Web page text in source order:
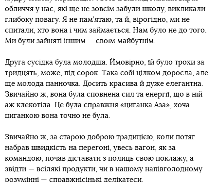
обличчя у нас, які ще не зовсім забули школу, викликали
глибоку повагу. Я не пам’ятаю, та й, вірогідно, ми не
спитали, хто вона і чим займається. Нам було не до того.
Ми були зайняті іншим — своїм майбутнім.
Друга сусідка була молодша. Ймовірно, їй було трохи за
тридцять, може, під сорок. Така собі цілком доросла, але
ще молода панночка. Досить красива й дуже елегантна.
Звичайно ж, вона була сповнена сил та енергії, що в ній
аж клекотіла. Це була справжня «циганка Аза», хоча
циганкою вона точно не була.
Звичайно ж, за старою доброю традицією, коли потяг
набрав швидкість на перегоні, увесь вагон, як за
командою, почав діставати з полиць свою поклажу, а
звідти — всілякі продукти, чи в нашому напівголодному
розумінні — справжнісінькі делікатеси.